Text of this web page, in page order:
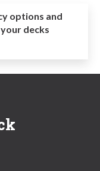
options and
decks